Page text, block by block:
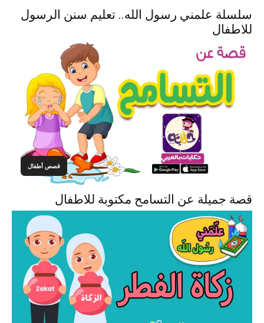
سلسلة علمني رسول الله.. تعليم سنن الرسول
للاطفال
قصص أطفال
قصة جميلة عن التسامح مكتوبة للاطفال